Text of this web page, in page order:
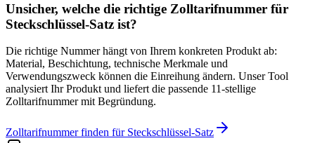
Unsicher, welche die richtige Zolltarifnummer für
Steckschlüssel-Satz ist?
Die richtige Nummer hängt von Ihrem konkreten Produkt ab:
Material, Beschichtung, technische Merkmale und
Verwendungszweck können die Einreihung ändern. Unser Tool
analysiert Ihr Produkt und liefert die passende 11-stellige
Zolltarifnummer mit Begründung.
Zolltarifnummer finden für Steckschlüssel-Satz